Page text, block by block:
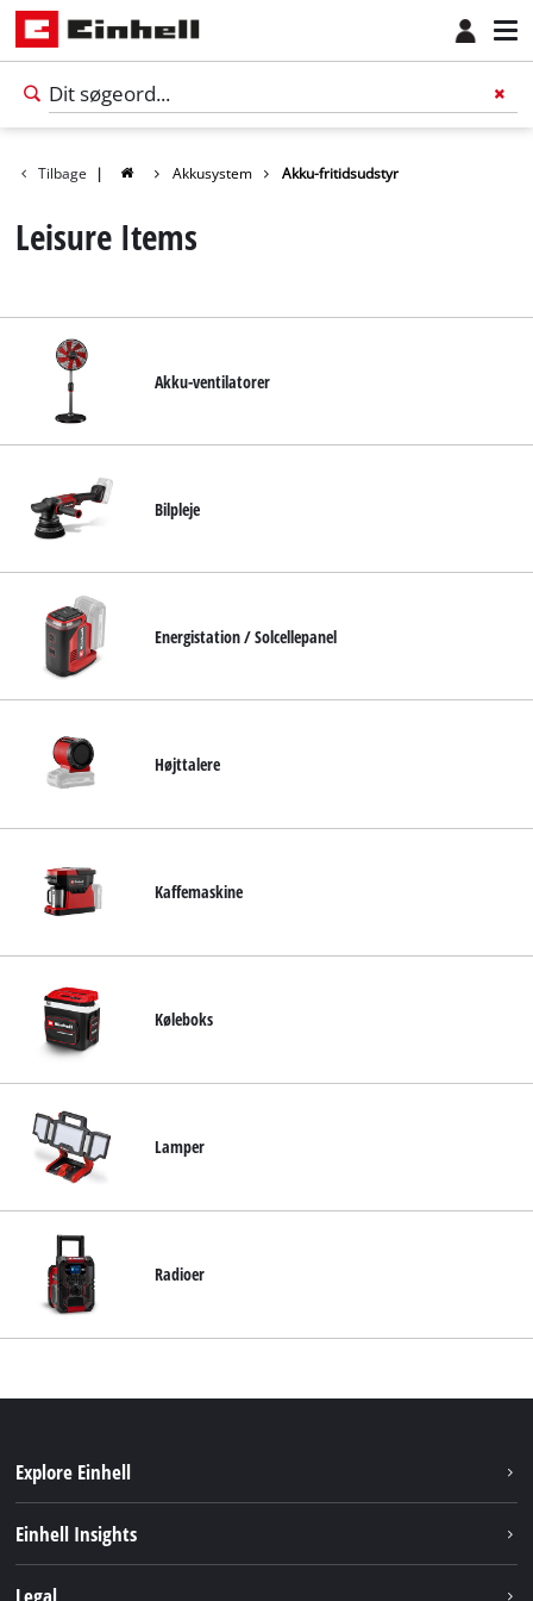
DADansk
Tilbage | Akkusystem Akku-fritidsudstyr
Leisure Items
Akku-ventilatorer
Bilpleje
Energistation / Solcellepanel
Højttalere
Kaffemaskine
Køleboks
Lamper
Radioer
Explore Einhell
Kundeservice
Einhell Insights